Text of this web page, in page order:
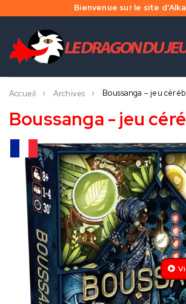
Bienvenue sur le site
Accueil Archives Boussanga – jeu
Boussanga - jeu